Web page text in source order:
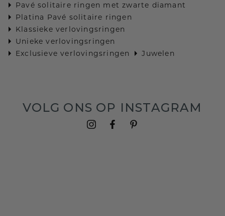
Pavé solitaire ringen met zwarte diamant
Platina Pavé solitaire ringen
Klassieke verlovingsringen
Unieke verlovingsringen
Exclusieve verlovingsringen
Juwelen
VOLG ONS OP INSTAGRAM